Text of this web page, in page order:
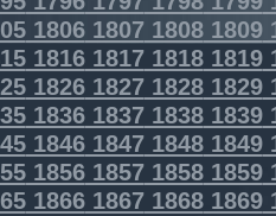
18061807 18081809
1816181718181819
1826182718281829
1836183718381839
1846184718481849
1856185718581859
1866186718681869